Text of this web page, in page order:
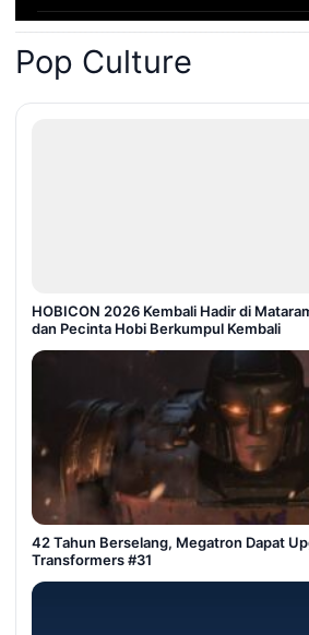
Pop Culture
HOBICON 2026 Kembali Hadir di
dan Pecinta Hobi Berkumpul Kembali
42 Tahun Berselang, Megatron Dapat
Transformers #31